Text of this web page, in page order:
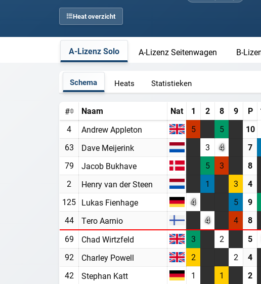
Heat overzicht
A-Lizenz Solo A-Lizenz Seitenwagen B-
Schema Heats Statistieken
# Naam Nat 1 2 8 9 P
4
Andrew Appleton 5 5 10
63 Dave Meijerink 3 4 7
79 Jacob Bukhave 5 3 8
2 Henry van der Steen 1 3 4
125 Lukas Fienhage 4 5 9
44 Tero Aarnio 4 4 8
69 Chad Wirtzfeld 3 2 5
92 Charley Powell 2 2 4
42 Stephan Katt 1 1 2